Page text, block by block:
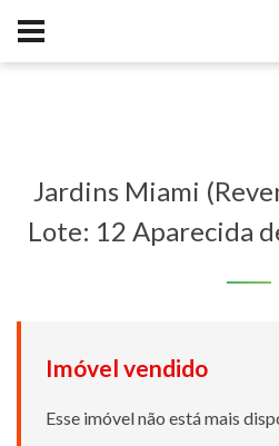
Jardins Miami
Lote: 12 Aparecida
Imóvel vendido
Esse imóvel não está mais